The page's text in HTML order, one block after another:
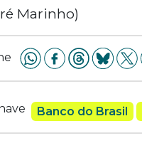
Marinho)
Banco do Brasil